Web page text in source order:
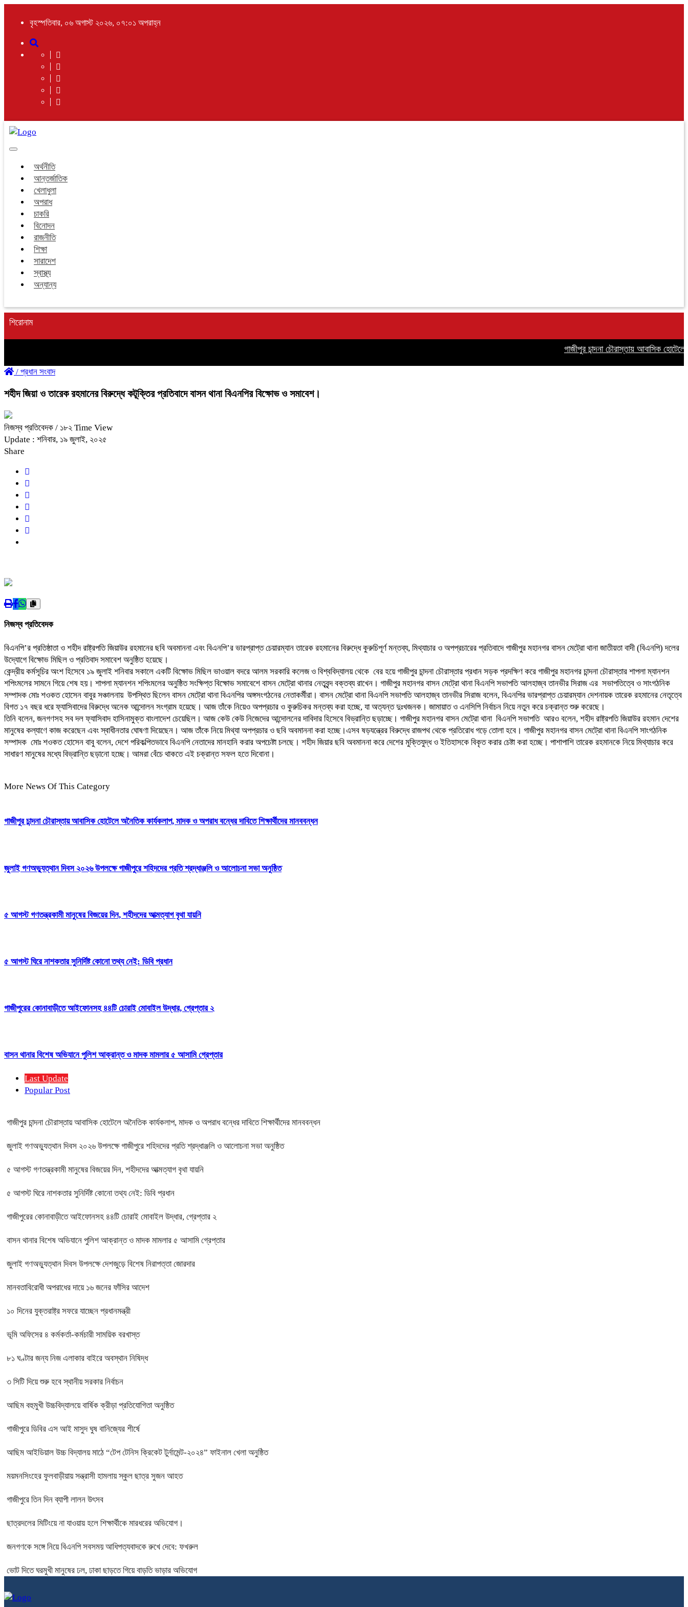
বৃহস্পতিবার, ০৬ অগাস্ট ২০২৬, ০৭:০১ অপরাহ্ন
Toggle
অর্থনীতি
আন্তর্জাতিক
খেলাধুলা
অপরাধ
চাকরি
বিনোদন
রাজনীতি
শিক্ষা
সারাদেশ
স্বাস্থ্য
অন্যান্য
শিরোনাম
গাজীপুর চান্দনা চৌরাস্তায় আবাসিক হোটেলে
/ প্রধান সংবাদ
‎শহীদ জিয়া ও তারেক রহমানের বিরুদ্ধে কটূক্তির প্রতিবাদে বাসন থানা বিএনপির বিক্ষোভ ও সমাবেশ।
‎নিজস্ব প্রতিবেদক / ১৮২ Time View
Update : শনিবার, ১৯ জুলাই, ২০২৫
Share
‎নিজস্ব প্রতিবেদক
‎বিএনপি’র প্রতিষ্ঠাতা ও শহীদ রাষ্ট্রপতি জিয়াউর রহমানের ছবি অবমাননা এবং বিএনপি’র ভারপ্রাপ্ত চেয়ারম্যান তারেক রহমানের বিরুদ্ধে কুরুচিপূর্ণ মন্তব্য, মিথ্যাচার ও অপপ্রচারের প্রতিবাদে গাজীপুর মহানগর বাসন মেট্রো থানা জাতীয়তা বাদী (বিএনপি) দলের
উদ্যোগে বিক্ষোভ মিছিল ও প্রতিবাদ সমাবেশ অনুষ্ঠিত হয়েছে।
‎কেন্দ্রীয় কর্মসূচির অংশ হিসেবে ১৯ জুলাই শনিবার সকালে একটি বিক্ষোভ মিছিল ভাওয়াল বদরে আলম সরকারি কলেজ ও বিশ্ববিদ্যালয় থেকে বের হয়ে গাজীপুর চান্দনা চৌরাস্তার প্রধান সড়ক প্রদক্ষিণ করে গাজীপুর মহানগর চান্দনা চৌরাস্তার শাপলা ম্যানশন
শপিংমলের সামনে গিয়ে শেষ হয়। শাপলা ম্যানশন শপিংমলের অনুষ্ঠিত সংক্ষিপ্ত বিক্ষোভ সমাবেশে বাসন মেট্রো থানার নেতৃবৃন্দ বক্তব্য রাখেন। গাজীপুর মহানগর বাসন মেট্রো থানা বিএনপি সভাপতি আলহাজ্ব তানভীর সিরাজ এর সভাপতিত্বে ও সাংগঠনিক
সম্পাদক মোঃ শওকত হোসেন বাবুর সঞ্চালনায় উপস্থিত ছিলেন বাসন মেট্রো থানা বিএনপির অঙ্গসংগঠনের নেতাকর্মীরা। বাসন মেট্রো থানা বিএনপি সভাপতি আলহাজ্ব তানভীর সিরাজ বলেন, বিএনপির ভারপ্রাপ্ত চেয়ারম্যান দেশনায়ক তারেক রহমানের নেতৃত্বে
বিগত ১৭ বছর ধরে ফ্যাসিবাদের বিরুদ্ধে অনেক আন্দোলন সংগ্রাম হয়েছে। আজ তাঁকে নিয়েও অপপ্রচার ও কুরুচিকর মন্তব্য করা হচ্ছে, যা অত্যন্ত দুঃখজনক। জামায়াত ও এনসিপি নির্বাচন নিয়ে নতুন করে চক্রান্ত শুরু করেছে।
‎তিনি বলেন, জনগণসহ সব দল ফ্যাসিবাদ হাসিনামুক্ত বাংলাদেশ চেয়েছিল। আজ কেউ কেউ নিজেদের আন্দোলনের দাবিদার হিসেবে বিভ্রান্তি ছড়াচ্ছে। গাজীপুর মহানগর বাসন মেট্রো থানা বিএনপি সভাপতি আরও বলেন, শহীদ রাষ্ট্রপতি জিয়াউর রহমান দেশের
মানুষের কল্যাণে কাজ করেছেন এবং স্বাধীনতার ঘোষণা দিয়েছেন। আজ তাঁকে নিয়ে মিথ্যা অপপ্রচার ও ছবি অবমাননা করা হচ্ছে।এসব ষড়যন্ত্রের বিরুদ্ধে রাজপথ থেকে প্রতিরোধ গড়ে তোলা হবে। গাজীপুর মহানগর বাসন মেট্রো থানা বিএনপি সাংগঠনিক
সম্পাদক মোঃ শওকত হোসেন বাবু বলেন, দেশে পরিকল্পিতভাবে বিএনপি নেতাদের মানহানি করার অপচেষ্টা চলছে। শহীদ জিয়ার ছবি অবমাননা করে দেশের মুক্তিযুদ্ধ ও ইতিহাসকে বিকৃত করার চেষ্টা করা হচ্ছে। পাশাপাশি তারেক রহমানকে নিয়ে মিথ্যাচার করে
সাধারণ মানুষের মধ্যে বিভ্রান্তি ছড়ানো হচ্ছে। আমরা বেঁচে থাকতে এই চক্রান্ত সফল হতে দিবোনা।
More News Of This Category
গাজীপুর চান্দনা চৌরাস্তায় আবাসিক হোটেলে অনৈতিক কার্যকলাপ, মাদক ও অপরাধ বন্ধের দাবিতে শিক্ষার্থীদের মানববন্ধন
জুলাই গণঅভ্যুত্থান দিবস ২০২৬ উপলক্ষে গাজীপুরে শহিদদের প্রতি শ্রদ্ধাঞ্জলি ও আলোচনা সভা অনুষ্ঠিত
৫ আগস্ট গণতন্ত্রকামী মানুষের বিজয়ের দিন, শহীদদের আত্মত্যাগ বৃথা যায়নি
৫ আগস্ট ঘিরে নাশকতার সুনির্দিষ্ট কোনো তথ্য নেই: ডিবি প্রধান
গাজীপুরের কোনাবাড়ীতে আইফোনসহ ৪৪টি চোরাই মোবাইল উদ্ধার, গ্রেপ্তার ২
বাসন থানার বিশেষ অভিযানে পুলিশ আক্রান্ত ও মাদক মামলার ৫ আসামি গ্রেপ্তার
Last Update
Popular Post
গাজীপুর চান্দনা চৌরাস্তায় আবাসিক হোটেলে অনৈতিক কার্যকলাপ, মাদক ও অপরাধ বন্ধের দাবিতে শিক্ষার্থীদের মানববন্ধন
জুলাই গণঅভ্যুত্থান দিবস ২০২৬ উপলক্ষে গাজীপুরে শহিদদের প্রতি শ্রদ্ধাঞ্জলি ও আলোচনা সভা অনুষ্ঠিত
৫ আগস্ট গণতন্ত্রকামী মানুষের বিজয়ের দিন, শহীদদের আত্মত্যাগ বৃথা যায়নি
৫ আগস্ট ঘিরে নাশকতার সুনির্দিষ্ট কোনো তথ্য নেই: ডিবি প্রধান
গাজীপুরের কোনাবাড়ীতে আইফোনসহ ৪৪টি চোরাই মোবাইল উদ্ধার, গ্রেপ্তার ২
বাসন থানার বিশেষ অভিযানে পুলিশ আক্রান্ত ও মাদক মামলার ৫ আসামি গ্রেপ্তার
জুলাই গণঅভ্যুত্থান দিবস উপলক্ষে দেশজুড়ে বিশেষ নিরাপত্তা জোরদার
মানবতাবিরোধী অপরাধের দায়ে ১৬ জনের ফাঁসির আদেশ
১০ দিনের যুক্তরাষ্ট্র সফরে যাচ্ছেন প্রধানমন্ত্রী
ভূমি অফিসের ৪ কর্মকর্তা-কর্মচারী সাময়িক বরখাস্ত
৮১ ঘণ্টার জন্য নিজ এলাকার বাইরে অবস্থান নিষিদ্ধ
৩ সিটি দিয়ে শুরু হবে স্থানীয় সরকার নির্বাচন
আছিম বহুমুখী উচ্চবিদ্যালয়ে বার্ষিক ক্রীড়া প্রতিযোগিতা অনুষ্ঠিত
গাজীপুরে ডিবির এস আই মাসুদ ঘুষ বানিজ্যের শীর্ষে
আছিম আইডিয়াল উচ্চ বিদ্যালয় মাঠে “টেপ টেনিস ক্রিকেট টুর্নামেন্ট-২০২৪” ফাইনাল খেলা অনুষ্ঠিত
ময়মনসিংহের ফুলবাড়ীয়ায় সন্ত্রাসী হামলায় স্কুল ছাত্র সুজন আহত
গাজীপুরে তিন দিন ব্যাপী লালন উৎসব
ছাত্রদলের মিটিংয়ে না যাওয়ায় হলে শিক্ষার্থীকে মারধরের অভিযোগ।
জনগণকে সঙ্গে নিয়ে বিএনপি সবসময় আধিপত্যবাদকে রুখে দেবে: ফখরুল
ভোট দিতে ঘরমুখী মানুষের ঢল, ঢাকা ছাড়তে গিয়ে বাড়তি ভাড়ার অভিযোগ